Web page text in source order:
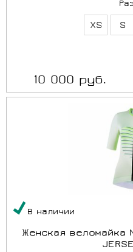
XS S
10 000 руб.
В наличии
Женская веломайка